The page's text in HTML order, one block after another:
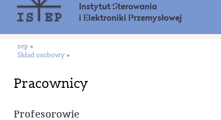
Instytut Sterowania
i Elektroniki Przemysłowej
zep »
Skład osobowy »
Pracownicy
Profesorowie